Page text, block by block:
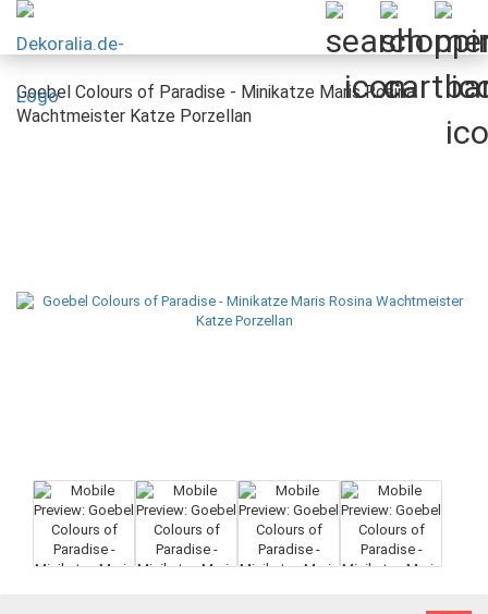
Goebel Colours of Paradise - Minikatze Maris Rosina
Wachtmeister Katze Porzellan